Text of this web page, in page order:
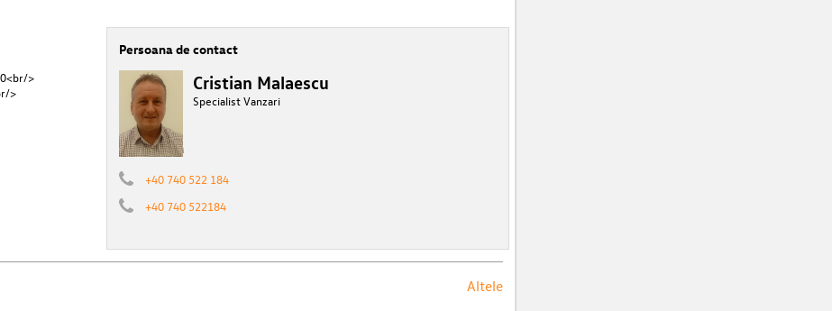
>
>
Persoana de contact
Cristian Malaescu
Specialist Vanzari
+40 740 522 184
+40 740 522184
Altele